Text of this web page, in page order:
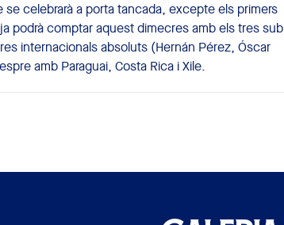
celebrarà a porta tancada, excepte els primers
podrà comptar aquest dimecres amb els tres sub
internacionals absoluts (Hernán Pérez, Óscar
amb Paraguai, Costa Rica i Xile.